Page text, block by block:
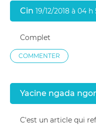
Cin 19/12/2018 à 04
Complet
COMMENTER
Yacine ngada
C'est un article qui